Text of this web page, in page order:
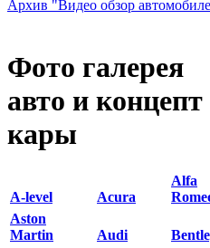
Архив "Видео обзор
Фото галерея
авто и концепт
кары
A-level Acura
Alfa
Aston
Martin
Audi